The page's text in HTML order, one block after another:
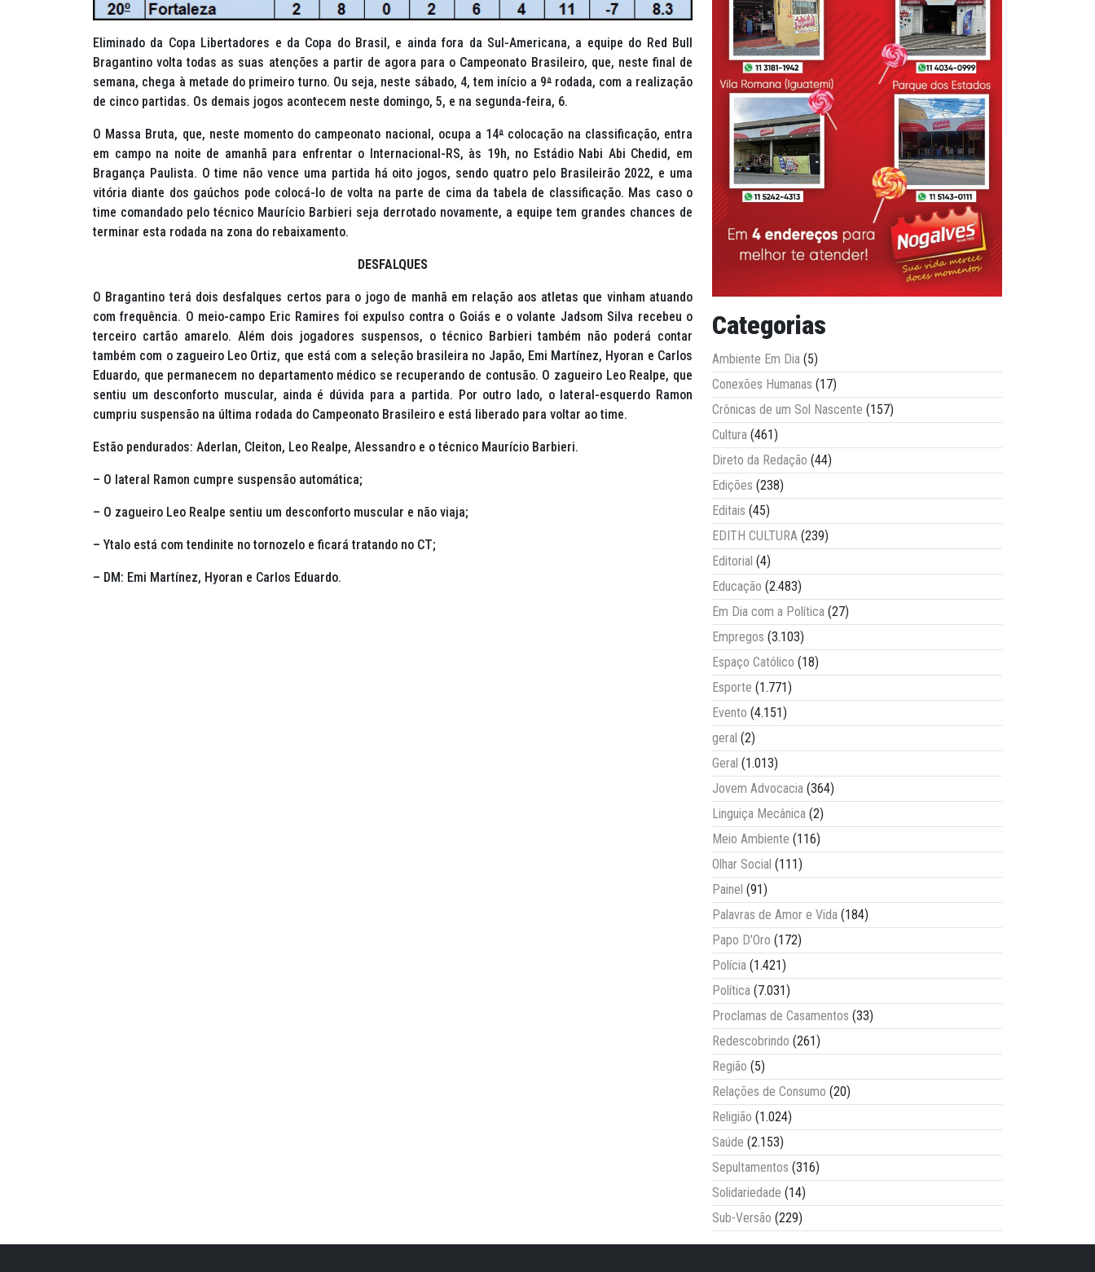
Eliminado da Copa Libertadores e da Copa do Brasil, e ainda fora da Sul-Americana, a equipe do Red Bull
Bragantino volta todas as suas atenções a partir de agora para o Campeonato Brasileiro, que, neste final de
semana, chega à metade do primeiro turno. Ou seja, neste sábado, 4, tem início a 9ªrodada, com a realização
de cinco partidas. Os demais jogos acontecem neste domingo, 5, e na segunda-feira, 6.
O Massa Bruta, que, neste momento do campeonato nacional, ocupa a 14ªcolocação na classificação, entra
em campo na noite de amanhã para enfrentar o Internacional-RS, às 19h, no Estádio Nabi Abi Chedid, em
Bragança Paulista. O time não vence uma partida há oito jogos, sendo quatro pelo Brasileirão 2022, e uma
vitória diante dos gaúchos pode colocá-lo de volta na parte de cima da tabela de classificação. Mas caso o
time comandado pelo técnico Maurício Barbieri seja derrotado novamente, a equipe tem grandes chances de
terminar esta rodada na zona do rebaixamento.
DESFALQUES
O Bragantino terá dois desfalques certos para o jogo de manhã em relação aos atletas que vinham atuando
com frequência. O meio-campo Eric Ramires foi expulso contra o Goiás e o volante Jadsom Silva recebeu o
terceiro cartão amarelo. Além dois jogadores suspensos, o técnico Barbieri também não poderá contar
também com o zagueiro Leo Ortiz, que está com a seleção brasileira no Japão, Emi Martínez, Hyoran e Carlos
Eduardo, que permanecem no departamento médico se recuperando de contusão. O zagueiro Leo Realpe, que
sentiu um desconforto muscular, ainda é dúvida para a partida. Por outro lado, o lateral-esquerdo Ramon
cumpriu suspensão na última rodada do Campeonato Brasileiro e está liberado para voltar ao time.
Estão pendurados: Aderlan, Cleiton, Leo Realpe, Alessandro e o técnico Maurício Barbieri.
– O lateral Ramon cumpre suspensão automática;
– O zagueiro Leo Realpe sentiu um desconforto muscular e não viaja;
– Ytalo está com tendinite no tornozelo e ficará tratando no CT;
– DM: Emi Martínez, Hyoran e Carlos Eduardo.
Categorias
Ambiente Em Dia (5)
Conexões Humanas (17)
Crônicas de um Sol Nascente (157)
Cultura (461)
Direto da Redação (44)
Edições (238)
Editais (45)
EDITH CULTURA (239)
Editorial (4)
Educação (2.483)
Em Dia com a Política (27)
Empregos (3.103)
Espaço Católico (18)
Esporte (1.771)
Evento (4.151)
geral (2)
Geral (1.013)
Jovem Advocacia (364)
Linguiça Mecânica (2)
Meio Ambiente (116)
Olhar Social (111)
Painel (91)
Palavras de Amor e Vida (184)
Papo D'Oro (172)
Polícia (1.421)
Política (7.031)
Proclamas de Casamentos (33)
Redescobrindo (261)
Região (5)
Relações de Consumo (20)
Religião (1.024)
Saúde (2.153)
Sepultamentos (316)
Solidariedade (14)
Sub-Versão (229)